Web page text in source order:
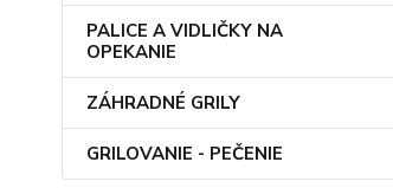
PALICE A VIDLIČKY NA
OPEKANIE
ZÁHRADNÉ GRILY
GRILOVANIE - PEČENIE